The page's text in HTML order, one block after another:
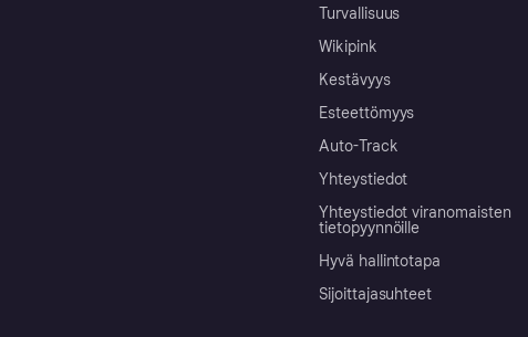
Turvallisuus
Wikipink
Kestävyys
Esteettömyys
Auto-Track
Yhteystiedot
Yhteystiedot viranomaisten
tietopyynnöille
Hyvä hallintotapa
Sijoittajasuhteet